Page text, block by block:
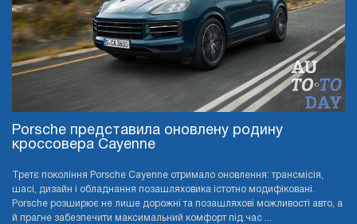
Porsche представила оновлену родину
кроссовера Cayenne
Третє покоління Porsche Cayenne отримало оновлення: трансмісія,
шасі, дизайн і обладнання позашляховика істотно модифіковані.
Porsche розширює не лише дорожні та позашляхові можливості авто, а
й прагне забезпечити максимальний комфорт під час ...